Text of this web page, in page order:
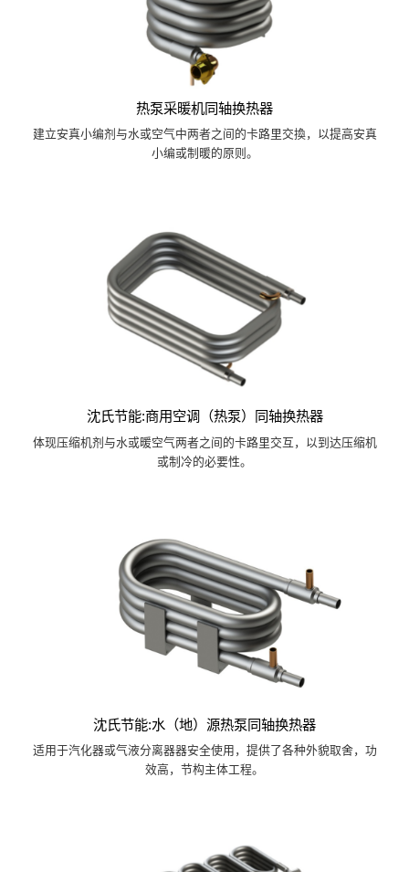
热泵采暖机同轴换热器
建立安真小编剂与水或空气中两者之间的卡路里交換，以提高安真
小编或制暖的原则。
沈氏节能:商用空调（热泵）同轴换热器
体现压缩机剂与水或暖空气两者之间的卡路里交互，以到达压缩机
或制冷的必要性。
沈氏节能:水（地）源热泵同轴换热器
适用于汽化器或气液分离器器安全使用，提供了各种外貌取舍，功
效高，节构主体工程。